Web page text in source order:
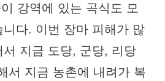
강역에 있는 곡식도 모
다. 이번 장마 피해가 많
서 지금 도당, 군당, 리당
서 지금 농촌에 내려가 복